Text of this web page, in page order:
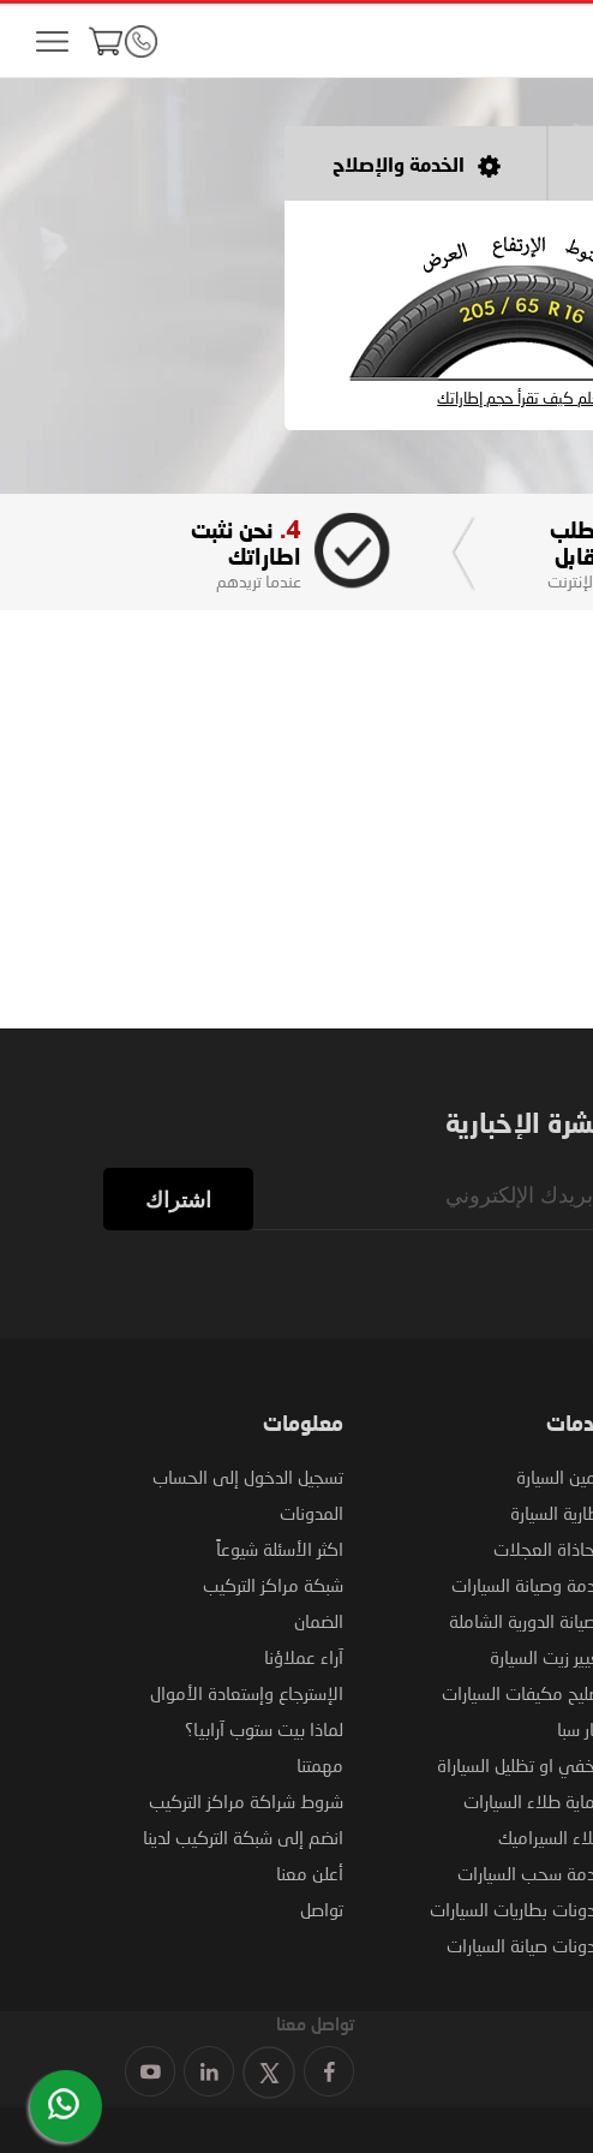
الخدمة والإصلاح
كيف تقرأ حجم إطاراتك
4. نحن نثبت
اطاراتك
عندما تريدهم
الإخبارية
اشتراك
السيارة
السيارة
العجلات
وصيانة السيارات
الدورية الشاملة
زيت السيارة
مكيفات السيارات
سبا
او تظليل السياراة
طلاء السيارات
السيراميك
سحب السيارات
بطاريات السيارات
صيانة السيارات
معلومات
تسجيل الدخول إلى الحساب
المدونات
اكثر الأسئلة شيوعاً
شبكة مراكز التركيب
الضمان
آراء عملاؤنا
الإسترجاع وإستعادة الأموال
لماذا بيت ستوب آرابيا؟
مهمتنا
شروط شراكة مراكز التركيب
انضم إلى شبكة التركيب لدينا
أعلن معنا
تواصل
تواصل معنا